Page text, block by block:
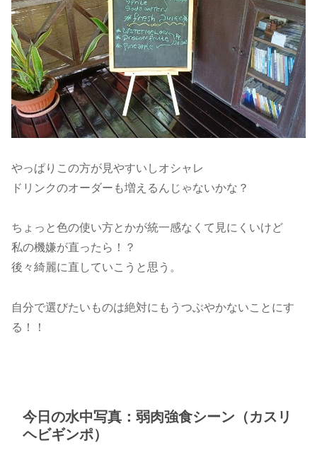
やっぱりこの方が見やすいしオシャレ
ドリンクのオーダーも増えるんじゃないかな？
ちょっと色の使い方とかが統一感なくて見にくいけど
私の機嫌が直ったら！？
後々綺麗に直していこうと思う。
自分で選びたいものは絶対にもうつぶやかないことにす
る！！
今日の水中写真：弱肉強食シーン（カスリ
ヘビギンポ）